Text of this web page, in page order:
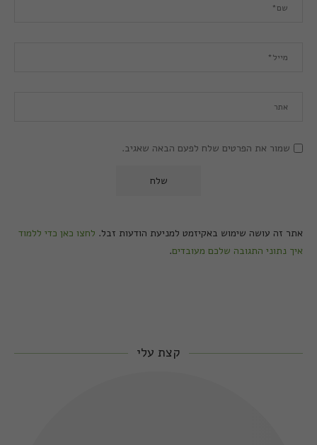
שמור את הפרטים שלח לפעם הבאה שאגיב.
אתר זה עושה שימוש באקיזמט למניעת הודעות זבל. לחצו כאן כדי ללמוד
איך נתוני התגובה שלכם מעובדים.
קצת עלי